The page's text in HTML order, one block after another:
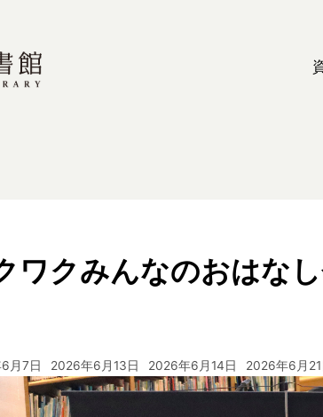
ワクみんなのおはな
月7日
2026年6月13日 2026年6月14日 2026年6月21